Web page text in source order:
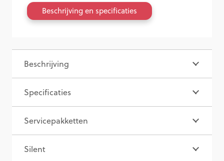
Beschrijving en specificaties
Beschrijving
Specificaties
Servicepakketten
Silent